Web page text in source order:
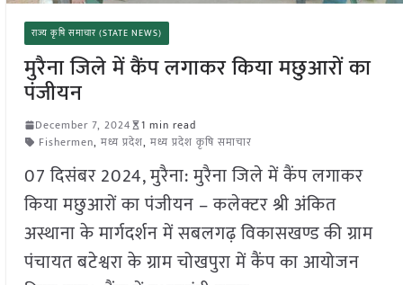
राज्य कृषि समाचार (STATE NEWS)
मुरैना जिले में कैंप लगाकर किया मछुआरों का
पंजीयन
December 7, 2024
1 min read
Fishermen, मध्य प्रदेश, मध्य प्रदेश कृषि समाचार
07 दिसंबर 2024, मुरैना: मुरैना जिले में कैंप लगाकर
किया मछुआरों का पंजीयन – कलेक्टर श्री अंकित
अस्थाना के मार्गदर्शन में सबलगढ़ विकासखण्ड की ग्राम
पंचायत बटेश्वरा के ग्राम चोखपुरा में कैंप का आयोजन